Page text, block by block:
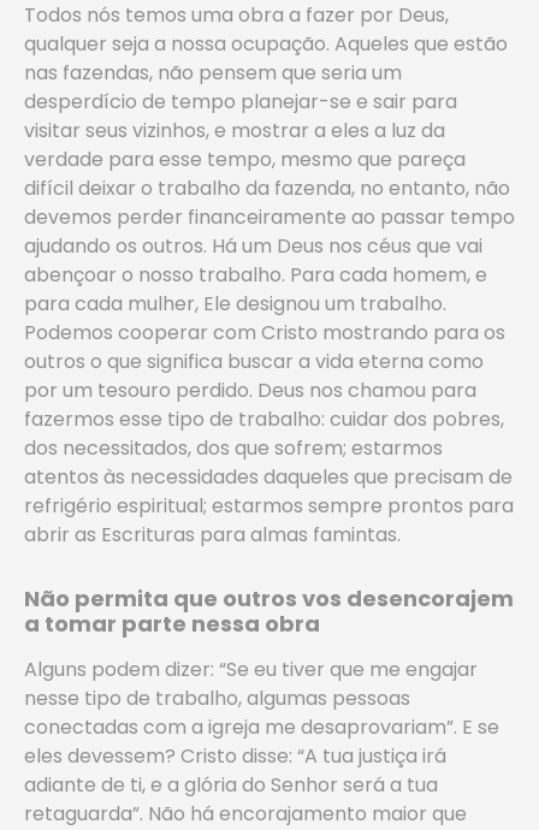
Todos nós temos uma obra a fazer por Deus,
qualquer seja a nossa ocupação. Aqueles que estão
nas fazendas, não pensem que seria um
desperdício de tempo planejar-se e sair para
visitar seus vizinhos, e mostrar a eles a luz da
verdade para esse tempo, mesmo que pareça
difícil deixar o trabalho da fazenda, no entanto, não
devemos perder financeiramente ao passar tempo
ajudando os outros. Há um Deus nos céus que vai
abençoar o nosso trabalho. Para cada homem, e
para cada mulher, Ele designou um trabalho.
Podemos cooperar com Cristo mostrando para os
outros o que significa buscar a vida eterna como
por um tesouro perdido. Deus nos chamou para
fazermos esse tipo de trabalho: cuidar dos pobres,
dos necessitados, dos que sofrem; estarmos
atentos às necessidades daqueles que precisam de
refrigério espiritual; estarmos sempre prontos para
abrir as Escrituras para almas famintas.
Não permita que outros vos desencorajem
a tomar parte nessa obra
Alguns podem dizer: “Se eu tiver que me engajar
nesse tipo de trabalho, algumas pessoas
conectadas com a igreja me desaprovariam”. E se
eles devessem? Cristo disse: “A tua justiça irá
adiante de ti, e a glória do Senhor será a tua
retaguarda”. Não há encorajamento maior que